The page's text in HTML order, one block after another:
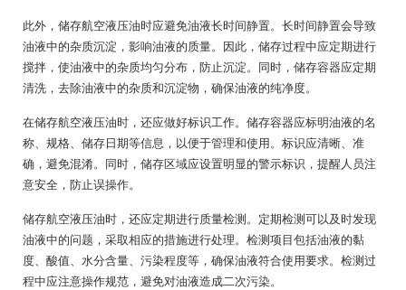
此外，储存航空液压油时应避免油液长时间静置。长时间静置会导致
油液中的杂质沉淀，影响油液的质量。因此，储存过程中应定期进行
搅拌，使油液中的杂质均匀分布，防止沉淀。同时，储存容器应定期
清洗，去除油液中的杂质和沉淀物，确保油液的纯净度。
在储存航空液压油时，还应做好标识工作。储存容器应标明油液的名
称、规格、储存日期等信息，以便于管理和使用。标识应清晰、准
确，避免混淆。同时，储存区域应设置明显的警示标识，提醒人员注
意安全，防止误操作。
储存航空液压油时，还应定期进行质量检测。定期检测可以及时发现
油液中的问题，采取相应的措施进行处理。检测项目包括油液的黏
度、酸值、水分含量、污染程度等，确保油液符合使用要求。检测过
程中应注意操作规范，避免对油液造成二次污染。